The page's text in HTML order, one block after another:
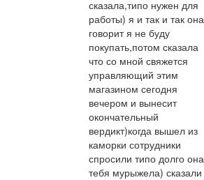
сказала,типо нужен для
работы) я и так и так она
говорит я не буду
покупать,потом сказала
что со мной свяжется
управляющий этим
магазином сегодня
вечером и вынесит
окончательный
вердикт)когда вышел из
каморки сотрудники
спросили типо долго она
тебя мурыжела) сказали